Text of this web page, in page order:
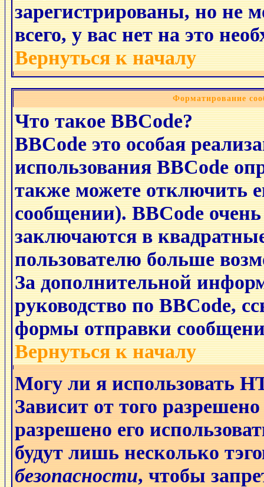
зарегистрированы, но не
всего, у вас нет на это
Вернуться к началу
Форматирование
Что такое BBCode?
BBCode это особая
использования BBCode
также можете отключить
сообщении). BBCode
заключаются в
пользователю больше
За дополнительной
руководство по BBCode,
формы отправки
Вернуться к началу
Могу ли я использовать
Зависит от того
разрешено его
будут лишь несколько
безопасности, чтобы